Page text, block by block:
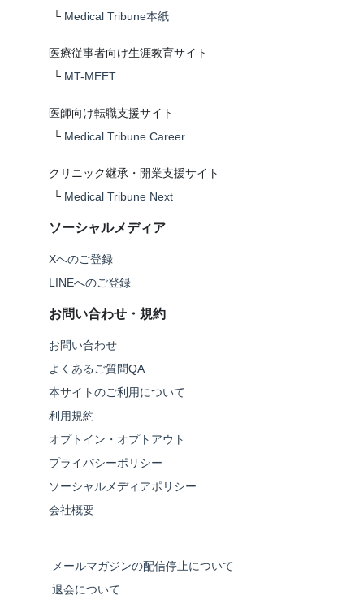
└ Medical Tribune本紙
医療従事者向け生涯教育サイト
└ MT-MEET
医師向け転職支援サイト
└ Medical Tribune Career
クリニック継承・開業支援サイト
└ Medical Tribune Next
ソーシャルメディア
Xへのご登録
LINEへのご登録
お問い合わせ・規約
お問い合わせ
よくあるご質問QA
本サイトのご利用について
利用規約
オプトイン・オプトアウト
プライバシーポリシー
ソーシャルメディアポリシー
会社概要
メールマガジンの配信停止について
退会について